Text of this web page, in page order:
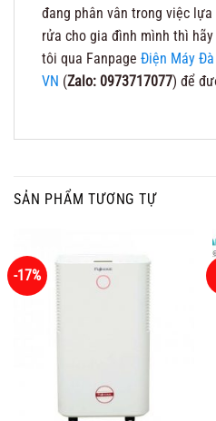
đang phân vân trong việc
rửa cho gia đình mình thì
tôi qua Fanpage Điện Máy
VN (Zalo: 0973717077) để
SẢN PHẨM TƯƠNG TỰ
-17%